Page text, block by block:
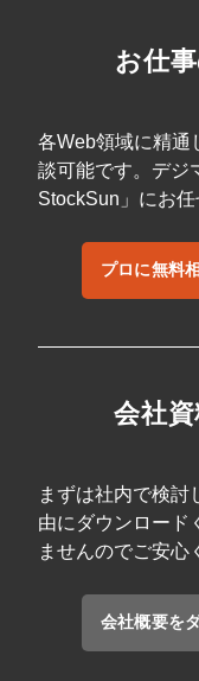
お仕
各Web領域に精通
談可能です。デジ
StockSun」にお任
プロに無料
会社
まずは社内で検討
由にダウンロード
ませんのでご安心
会社概要を